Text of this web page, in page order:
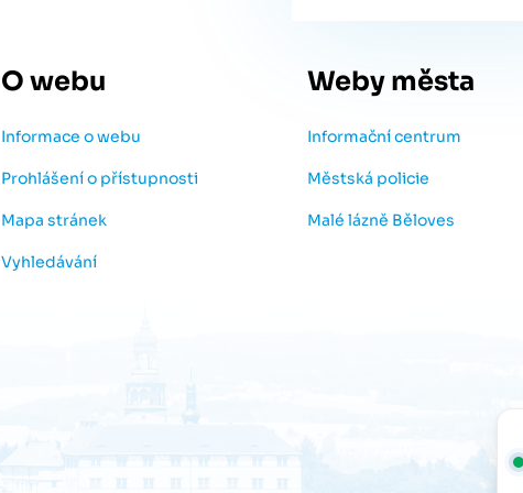
O webu
Informace o webu
Prohlášení o přístupnosti
Mapa stránek
Vyhledávání
Weby města
Informační centrum
Městská policie
Malé lázně Běloves